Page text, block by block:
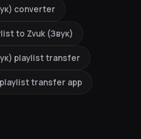
converter
to Zvuk (Звук)
playlist transfer
playlist transfer app